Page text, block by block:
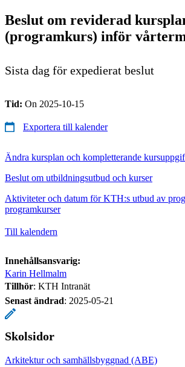
Beslut om reviderad
(programkurs) inför
Sista dag för expedierat beslut
Tid: On 2025-10-15
Exportera till kalender
Ändra kursplan och kompletterande
Beslut om utbildningsutbud och kurser
Aktiviteter och datum för KTH:s utbud av
programkurser
Till kalendern
Innehållsansvarig:
Karin Hellmalm
Tillhör: KTH Intranät
Senast ändrad: 2025-05-21
Skolsidor
Arkitektur och samhällsbyggnad (ABE)